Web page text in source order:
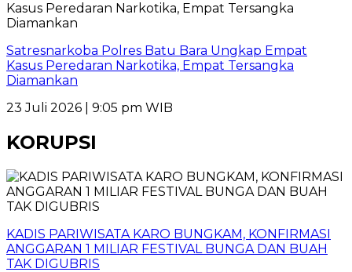
Satresnarkoba Polres Batu Bara Ungkap Empat
Kasus Peredaran Narkotika, Empat Tersangka
Diamankan
23 Juli 2026 | 9:05 pm WIB
KORUPSI
KADIS PARIWISATA KARO BUNGKAM, KONFIRMASI
ANGGARAN 1 MILIAR FESTIVAL BUNGA DAN BUAH
TAK DIGUBRIS